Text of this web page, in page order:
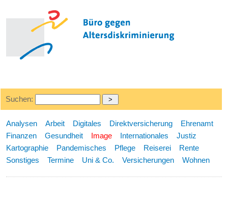
Suchen:
Analysen Arbeit Digitales Direktversicherung
Ehrenamt
Finanzen
Gesundheit Image Internationales
Justiz
Kartographie
Pandemisches Pflege Reiserei
Rente
Sonstiges
Termine Uni & Co. Versicherungen Wohnen